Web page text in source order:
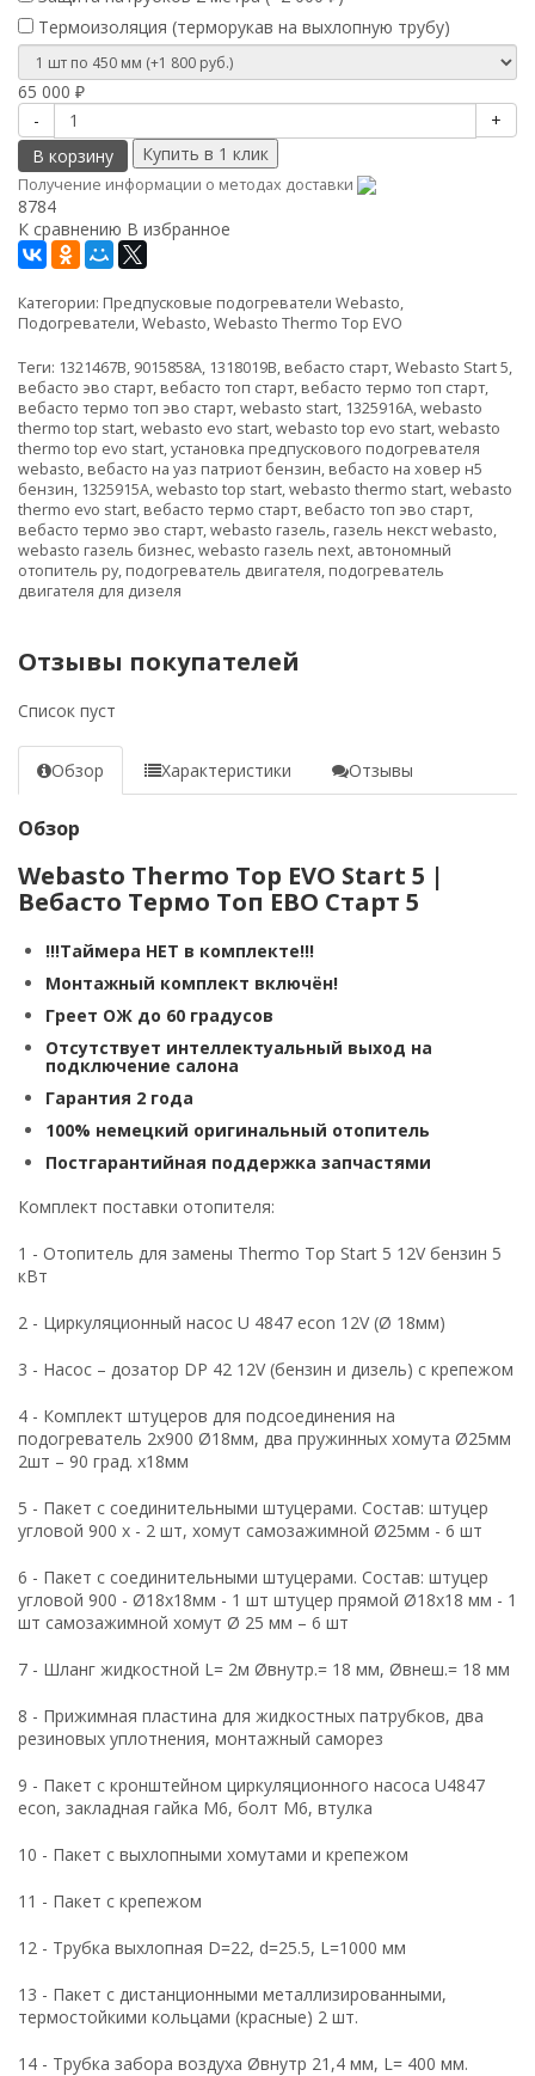
Термоизоляция (терморукав на выхлопную трубу)
65 000 ₽
-
+
В корзину
Получение информации о методах доставки
8784
К сравнению В избранное
Категории: Предпусковые подогреватели Webasto,
Подогреватели,Webasto,Webasto Thermo Top EVO
Теги: 1321467B, 9015858A, 1318019B, вебасто старт,Webasto Start 5,
вебасто эво старт, вебасто топ старт, вебасто термо топ старт,
вебасто термо топ эво старт,webasto start, 1325916A,webasto
thermo top start,webasto evo start,webasto top evo start,webasto
thermo top evo start,установка предпускового подогревателя
webasto, вебасто на уаз патриот бензин, вебасто на ховер н5
бензин, 1325915A,webasto top start,webasto thermo start,webasto
thermo evo start, вебасто термо старт, вебасто топ эво старт,
вебасто термо эво старт,webasto газель, газель некст webasto,
webasto газель бизнес,webasto газель next, автономный
отопитель ру, подогреватель двигателя, подогреватель
двигателя для дизеля
Отзывы покупателей
Список пуст
Обзор Характеристики Отзывы
Обзор
Webasto Thermo Top EVO Start 5 |
Вебасто Термо Топ ЕВО Старт 5
!!!Таймера НЕТ в комплекте!!!
Монтажный комплект включён!
Греет ОЖ до 60 градусов
Отсутствует интеллектуальный выход на
подключение салона
Гарантия 2 года
100% немецкий оригинальный отопитель
Постгарантийная поддержка запчастями
Комплект поставки отопителя:
1 - Отопитель для замены Thermo Top Start 5 12V бензин 5
кВт
2 - Циркуляционный насос U 4847 econ 12V (Ø 18мм)
3 - Насос – дозатор DP 42 12V (бензин и дизель) с крепежом
4 - Комплект штуцеров для подсоединения на
подогреватель 2х900 Ø18мм, два пружинных хомута Ø25мм
2шт – 90 град. х18мм
5 - Пакет с соединительными штуцерами. Состав: штуцер
угловой 900 х - 2 шт, хомут самозажимной Ø25мм - 6 шт
6 - Пакет с соединительными штуцерами. Состав: штуцер
угловой 900 - Ø18х18мм - 1 шт штуцер прямой Ø18х18 мм - 1
шт самозажимной хомут Ø 25 мм – 6 шт
7 - Шланг жидкостной L= 2м Øвнутр.= 18 мм, Øвнеш.= 18 мм
8 - Прижимная пластина для жидкостных патрубков, два
резиновых уплотнения, монтажный саморез
9 - Пакет с кронштейном циркуляционного насоса U4847
econ, закладная гайка М6, болт М6, втулка
10 - Пакет с выхлопными хомутами и крепежом
11 - Пакет с крепежом
12 - Трубка выхлопная D=22, d=25.5, L=1000 мм
13 - Пакет с дистанционными металлизированными,
термостойкими кольцами (красные) 2 шт.
14 - Трубка забора воздуха Øвнутр 21,4 мм, L= 400 мм.